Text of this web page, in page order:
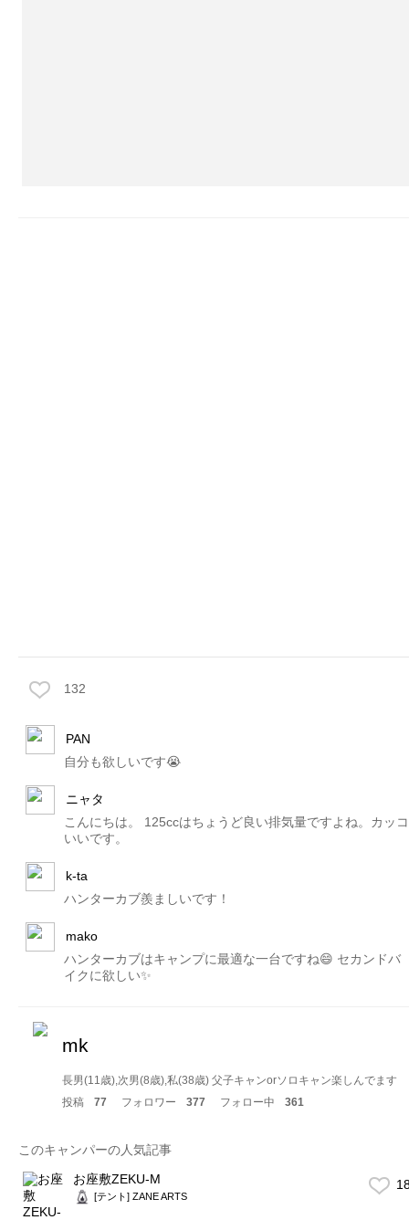
132
PAN
自分も欲しいです😭
ニャタ
こんにちは。 125ccはちょうど良い排気量ですよね。カッコ
いいです。
k-ta
ハンターカブ羨ましいです！
mako
ハンターカブはキャンプに最適な一台ですね😄 セカンドバ
イクに欲しい✨
mk
長男(11歳),次男(8歳),私(38歳) 父子キャンorソロキャン楽しんでます
投稿
77 フォロワー 377 フォロー中 361
このキャンパーの人気記事
お座敷ZEKU-M
[テント] ZANE ARTS